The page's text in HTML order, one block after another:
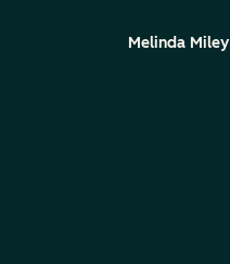
Melinda Miley